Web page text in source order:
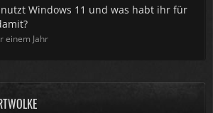
Windows 11 und was habt ihr für
einem Jahr